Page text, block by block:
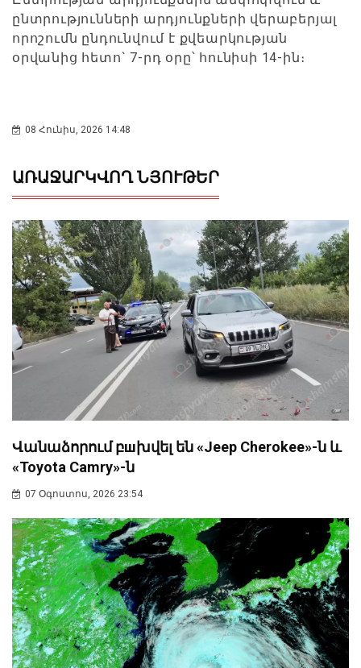
ընտրությունների արդյունքների վերաբերյալ
որոշումն ընդունվում է քվեարկության
օրվանից հետո` 7-րդ օրը՝ հունիսի 14-ին։
08 Հունիս, 2026 14:48
ԱՌԱՋԱՐԿՎՈՂ ՆՅՈՒԹԵՐ
Վանաձորում բшխվել են «Jeep Cherokee»-ն և
«Toyota Camry»-ն
07 Օգոստոս, 2026 23:54